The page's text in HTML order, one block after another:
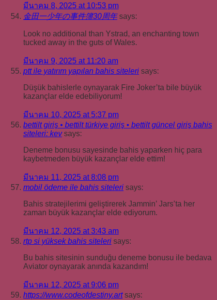
มีนาคม 8, 2025 at 10:53 pm
金田一少年の事件簿30周年 says:
Look no additional than Ystrad, an enchanting town
tucked away in the guts of Wales.
มีนาคม 9, 2025 at 11:20 am
ptt ile yatırım yapılan bahis siteleri says:
Düşük bahislerle oynayarak Fire Joker’ta bile büyük
kazançlar elde edebiliyorum!
มีนาคม 10, 2025 at 5:37 pm
bettilt giriş • bettilt türkiye giriş • bettilt güncel giriş bahis
siteleri: kev says:
Deneme bonusu sayesinde bahis yaparken hiç para
kaybetmeden büyük kazançlar elde ettim!
มีนาคม 11, 2025 at 8:08 pm
mobil ödeme ile bahis siteleri says:
Bahis stratejilerimi geliştirerek Jammin’ Jars’ta her
zaman büyük kazançlar elde ediyorum.
มีนาคม 12, 2025 at 3:43 am
rtp si yüksek bahis siteleri says:
Bu bahis sitesinin sunduğu deneme bonusu ile bedava
Aviator oynayarak anında kazandım!
มีนาคม 12, 2025 at 9:06 pm
https://www.codeofdestiny.art says: